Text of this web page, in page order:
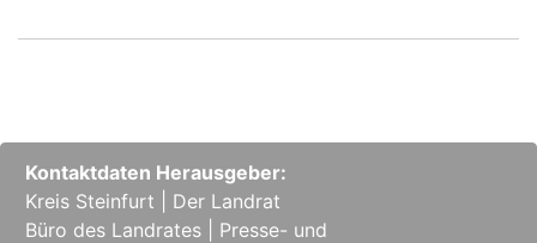
Kontaktdaten Herausgeber:
Kreis Steinfurt | Der Landrat
Büro des Landrates | Presse- und